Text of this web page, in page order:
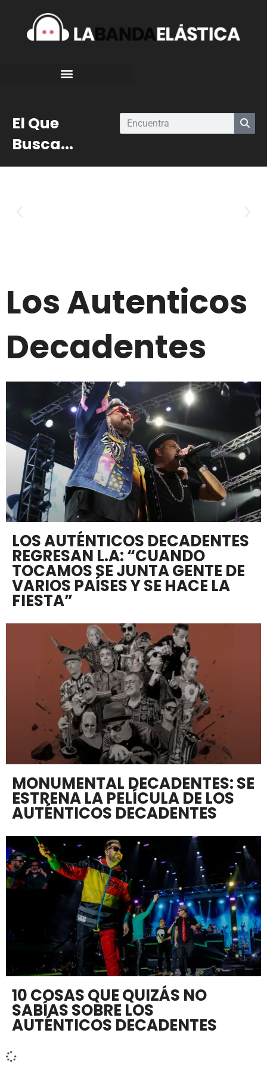
El Que
Busca...
Los Autenticos
Decadentes
LOS AUTÉNTICOS DECADENTES
REGRESAN L.A: “CUANDO
TOCAMOS SE JUNTA GENTE DE
VARIOS PAÍSES Y SE HACE LA
FIESTA”
MONUMENTAL DECADENTES: SE
ESTRENA LA PELÍCULA DE LOS
AUTÉNTICOS DECADENTES
10 COSAS QUE QUIZÁS NO
SABÍAS SOBRE LOS
AUTÉNTICOS DECADENTES